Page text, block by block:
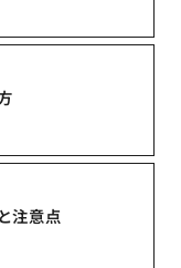
注意点